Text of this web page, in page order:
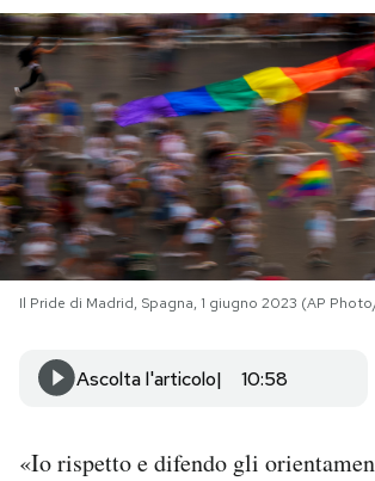
NEWSLETTER
I MIEI PREFERITI
SHOP
CALENDARIO
AREA PERSONALE
Il Pride di Madrid, Spagna, 1 giugno 2023 (AP
Ascolta l'articolo 10:58
«Io rispetto e difendo gli